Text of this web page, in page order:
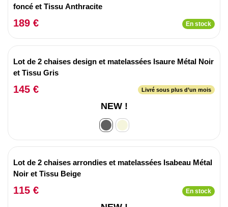
foncé et Tissu Anthracite
189 € En stock
Lot de 2 chaises design et matelassées Isaure Métal Noir
et Tissu Gris
145 € Livré sous plus d’un mois
NEW !
Lot de 2 chaises arrondies et matelassées Isabeau Métal
Noir et Tissu Beige
115 € En stock